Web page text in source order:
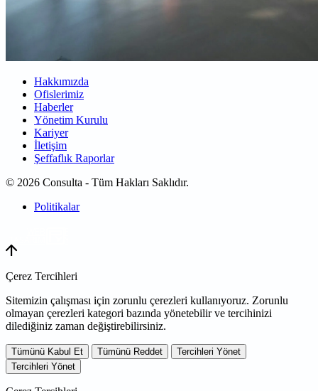
Hakkımızda
Ofislerimiz
Haberler
Yönetim Kurulu
Kariyer
İletişim
Şeffaflık Raporlar
© 2026 Consulta - Tüm Hakları Saklıdır.
Politikalar
Çerez Tercihleri
Sitemizin çalışması için zorunlu çerezleri kullanıyoruz. Zorunlu
olmayan çerezleri kategori bazında yönetebilir ve tercihinizi
dilediğiniz zaman değiştirebilirsiniz.
Tümünü Kabul Et Tümünü Reddet
Tercihleri Yönet
Tercihleri Yönet